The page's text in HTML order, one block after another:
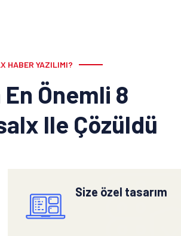
HABER YAZILIMI?
Önemli 8
Ile Çözüldü
Size özel tasarım